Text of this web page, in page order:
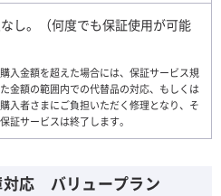
し。（何度でも保証使用が可能
入金額を超えた場合には、保証サービス規
金額の範囲内での代替品の対応、もしくは
入者さまにご負担いただく修理となり、そ
証サービスは終了します。
対応 バリュープラン